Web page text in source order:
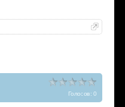
Голосов: 0